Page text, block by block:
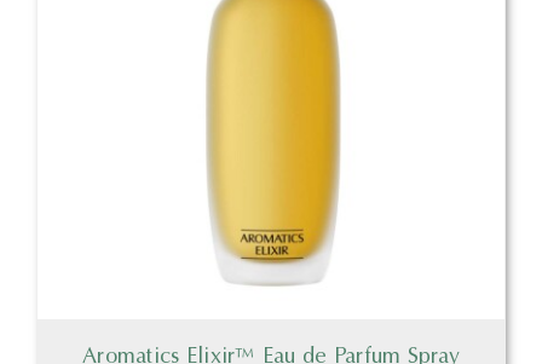
Aromatics Elixir™ Eau de Parfum Spray